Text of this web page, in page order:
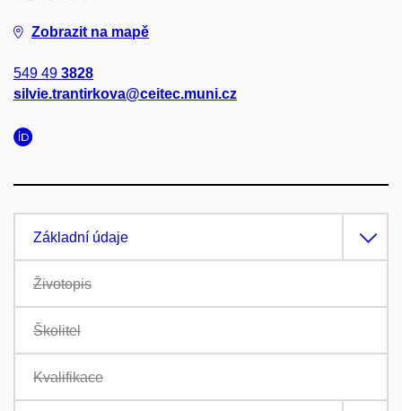
Zobrazit na mapě
549 49 3828
silvie.trantirkova@ceitec.muni.cz
Základní údaje
Životopis
Školitel
Kvalifikace